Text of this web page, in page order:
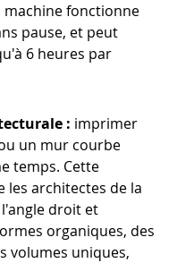
machine fonctionne
pause, et peut
6 heures par
: imprimer
un mur courbe
temps. Cette
les architectes de la
droit et
organiques, des
volumes uniques,